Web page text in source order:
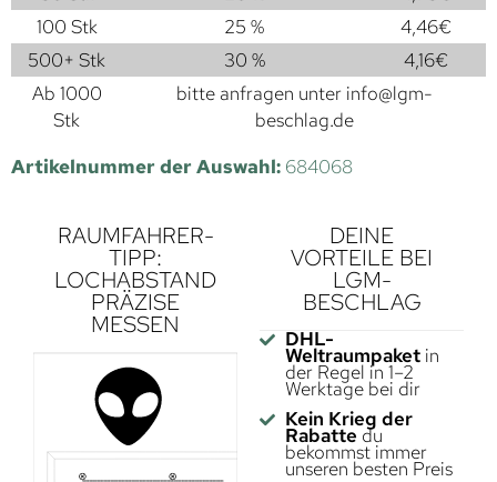
100 Stk
25 % 4,46€
500+ Stk
30 % 4,16€
Ab 1000
Stk
bitte anfragen unter info@lgm-
beschlag.de
Artikelnummer der Auswahl: 684068
RAUMFAHRER-
TIPP:
LOCHABSTAND
PRÄZISE
MESSEN
DEINE
VORTEILE BEI
LGM-
BESCHLAG
DHL-
Weltraumpaketin
der Regel in 1–2
Werktage bei dir
Kein Krieg der
Rabatte du
bekommst immer
unseren besten Preis